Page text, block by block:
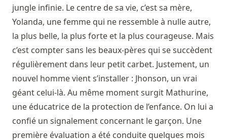
jungle infinie. Le centre de sa vie, c’est sa mère,
Yolanda, une femme qui ne ressemble à nulle autre,
la plus belle, la plus forte et la plus courageuse. Mais
c’est compter sans les beaux-pères qui se succèdent
régulièrement dans leur petit carbet. Justement, un
nouvel homme vient s’installer : Jhonson, un vrai
géant celui-là. Au même moment surgit Mathurine,
une éducatrice de la protection de l’enfance. On lui a
confié un signalement concernant le garçon. Une
première évaluation a été conduite quelques mois